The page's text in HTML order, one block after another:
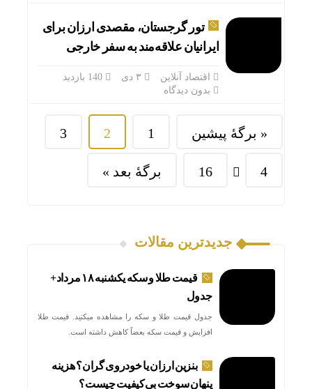
تور گرجستان، مقصدی ارزان برای
ایرانیان علاقه‌مند به سفر خارجی
اقتصاد آنلاین
بدون دیدگاه
« برگه‌ٔ پیشین 1
2
3
4
16 برگهٔ بعد »
جدیدترین مقالات
قیمت طلا و سکه یکشنبه ۱۸ مرداد+
جدول
جدول قیمت طلا و سکه را مشاهده میکنید. قیمت‌ طلا
افزایش و قیمت سکه بعضاً کاهش داشته است.
بنزین ارزان یا خودروی گران؟ هزینه
پنهان سوخت بی‌کیفیت چیست؟